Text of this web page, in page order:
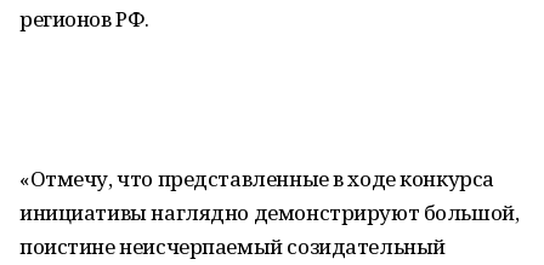
регионов РФ.
«Отмечу, что представленные в ходе конкурса
инициативы наглядно демонстрируют большой,
поистине неисчерпаемый созидательный